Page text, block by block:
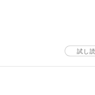
試し